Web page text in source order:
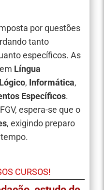
por questões
tanto
específicos. As
Língua
, Informática,
Específicos.
espera-se que o
, exigindo preparo
CURSOS!